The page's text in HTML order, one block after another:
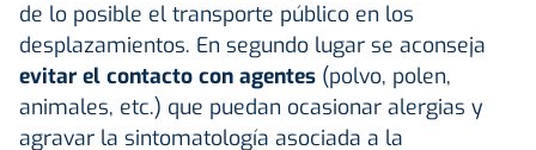
de lo posible el transporte público en los
desplazamientos. En segundo lugar se aconseja
evitar el contacto con agentes (polvo, polen,
animales, etc.) que puedan ocasionar alergias y
agravar la sintomatología asociada a la